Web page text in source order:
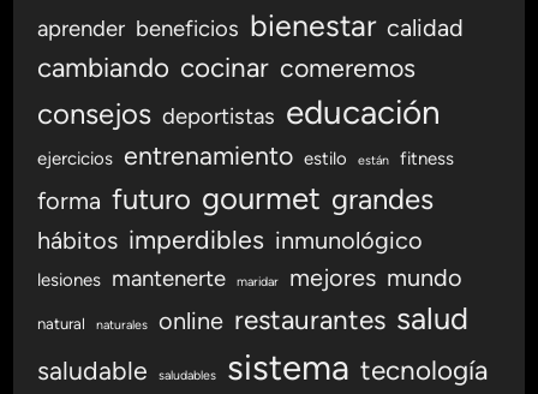
p
t
m
o
aprender beneficios bienestar calidad
cambiando cocinar comeremos
consejos deportistas educación
ejercicios entrenamiento estilo están fitness
forma futuro gourmet grandes
hábitos imperdibles inmunológico
lesiones mantenerte maridar mejores mundo
natural naturales online restaurantes salud
saludable saludables sistema tecnología